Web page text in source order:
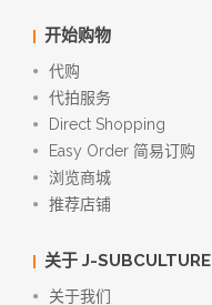
开始购物
代购
代拍服务
Direct Shopping
Easy Order 简易订购
浏览商城
推荐店铺
关于 J-SUBCULTURE
关于我们